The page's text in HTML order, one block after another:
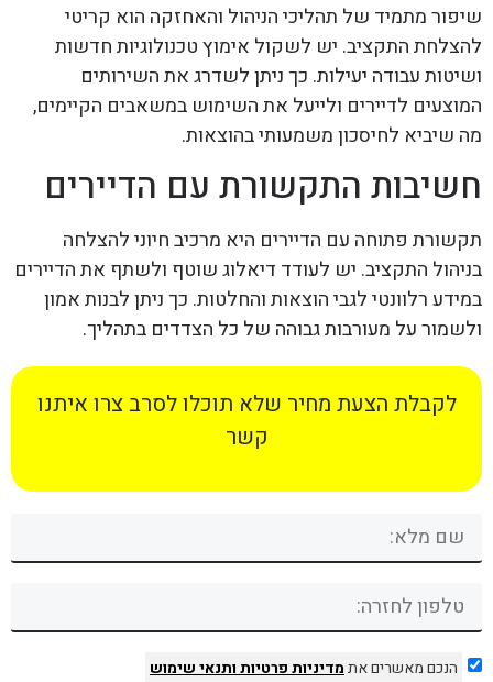
שיפור מתמיד של תהליכי הניהול והאחזקה הוא קריטי
להצלחת התקציב. יש לשקול אימוץ טכנולוגיות חדשות
ושיטות עבודה יעילות. כך ניתן לשדרג את השירותים
המוצעים לדיירים ולייעל את השימוש במשאבים הקיימים,
מה שיביא לחיסכון משמעותי בהוצאות.
חשיבות התקשורת עם הדיירים
תקשורת פתוחה עם הדיירים היא מרכיב חיוני להצלחה
בניהול התקציב. יש לעודד דיאלוג שוטף ולשתף את הדיירים
במידע רלוונטי לגבי הוצאות והחלטות. כך ניתן לבנות אמון
ולשמור על מעורבות גבוהה של כל הצדדים בתהליך.
לקבלת הצעת מחיר שלא תוכלו לסרב צרו איתנו
קשר
הנכם מאשרים אתמדיניות פרטיותותנאי שימוש